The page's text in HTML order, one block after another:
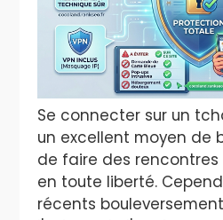
Se connecter sur un
un excellent moyen de
de faire des
en toute liberté.
récents